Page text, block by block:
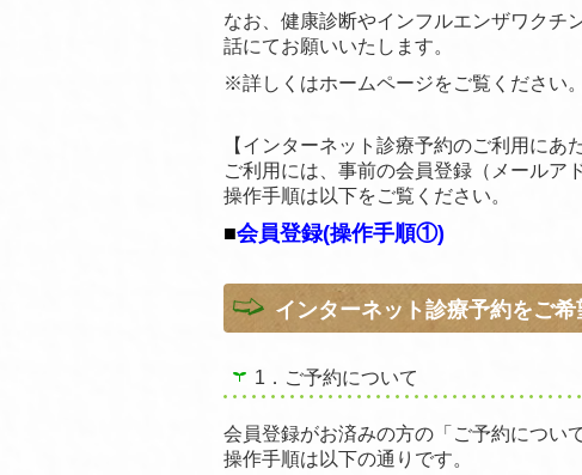
なお、健康診断やインフルエンザワクチ
話にてお願いいたします。
※詳しくはホームページをご覧ください。
【インターネット診療予約のご利用にあ
ご利用には、事前の会員登録（メールア
操作手順は以下をご覧ください。
■会員登録(操作手順①)
インターネット診療予約をご
1．ご予約について
会員登録がお済みの方の「ご予約について
操作手順は以下の通りです。